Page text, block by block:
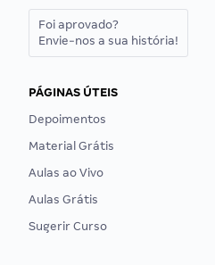
Foi aprovado?
Envie-nos a sua história!
PÁGINAS ÚTEIS
Depoimentos
Material Grátis
Aulas ao Vivo
Aulas Grátis
Sugerir Curso